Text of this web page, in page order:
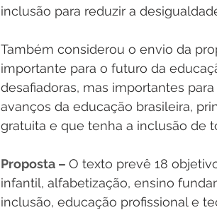
inclusão para reduzir a
Também considerou o envio da
importante para o futuro da
desafiadoras, mas importantes
avanços da educação brasileira,
gratuita e que tenha a inclusão de
Proposta – O texto prevê 18
infantil, alfabetização, ensino
inclusão, educação profissional e